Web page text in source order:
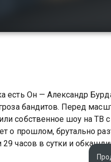
есть Он — Александр
бандитов. Перед
собственное шоу на
о прошлом, брутально
29 часов в сутки и
никто не заслужил.